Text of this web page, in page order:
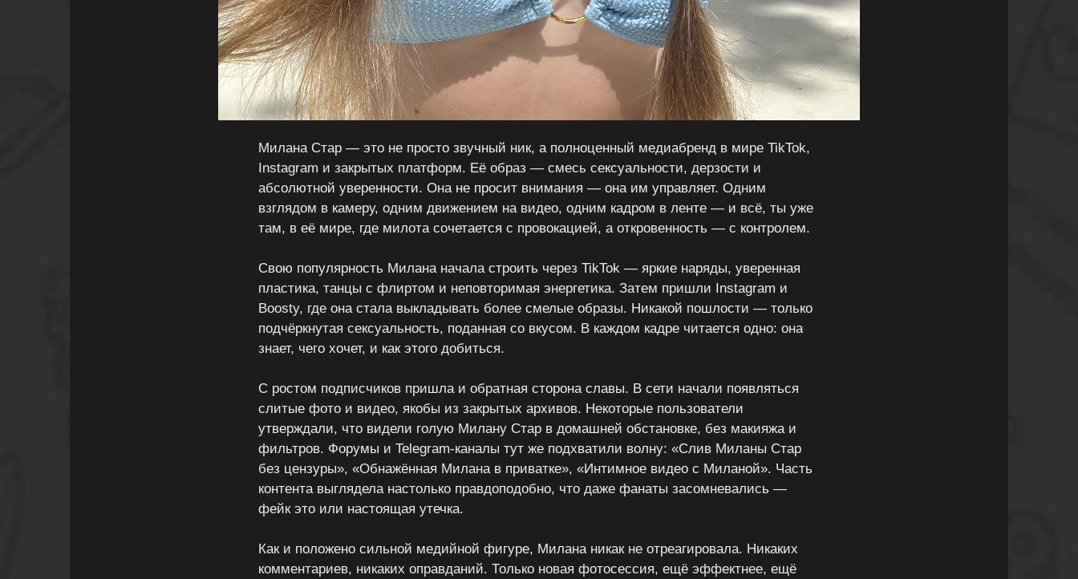
Милана Стар — это не просто звучный ник, а полноценный медиабренд в мире TikTok,
Instagram и закрытых платформ. Её образ — смесь сексуальности, дерзости и
абсолютной уверенности. Она не просит внимания — она им управляет. Одним
взглядом в камеру, одним движением на видео, одним кадром в ленте — и всё, ты уже
там, в её мире, где милота сочетается с провокацией, а откровенность — с контролем.
Свою популярность Милана начала строить через TikTok — яркие наряды, уверенная
пластика, танцы с флиртом и неповторимая энергетика. Затем пришли Instagram и
Boosty, где она стала выкладывать более смелые образы. Никакой пошлости — только
подчёркнутая сексуальность, поданная со вкусом. В каждом кадре читается одно: она
знает, чего хочет, и как этого добиться.
С ростом подписчиков пришла и обратная сторона славы. В сети начали появляться
слитые фото и видео, якобы из закрытых архивов. Некоторые пользователи
утверждали, что видели голую Милану Стар в домашней обстановке, без макияжа и
фильтров. Форумы и Telegram-каналы тут же подхватили волну: «Слив Миланы Стар
без цензуры», «Обнажённая Милана в приватке», «Интимное видео с Миланой». Часть
контента выглядела настолько правдоподобно, что даже фанаты засомневались —
фейк это или настоящая утечка.
Как и положено сильной медийной фигуре, Милана никак не отреагировала. Никаких
комментариев, никаких оправданий. Только новая фотосессия, ещё эффектнее, ещё